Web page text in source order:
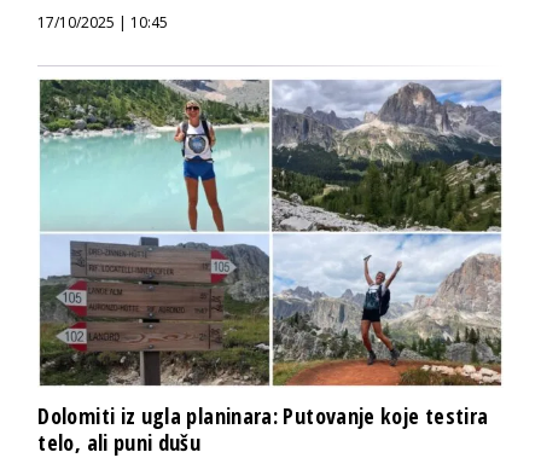
17/10/2025 | 10:45
Dolomiti iz ugla planinara: Putovanje koje testira
telo, ali puni dušu